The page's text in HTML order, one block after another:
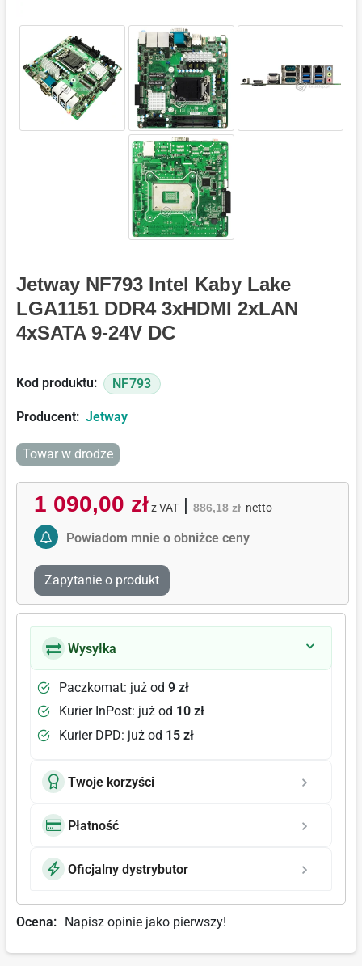
Jetway NF793 Intel Kaby Lake
LGA1151 DDR4 3xHDMI 2xLAN
4xSATA 9-24V DC
Kod produktu: NF793
Producent: Jetway
Towar w drodze
1 090,00 zł z VAT| 886,18 zł netto
Activate Price Alert
Powiadom mnie o obniżce ceny
Zapytanie o produkt
Wysyłka
Paczkomat: już od 9 zł
Kurier InPost: już od 10 zł
Kurier DPD: już od 15 zł
Twoje korzyści
Płatność
Oficjalny dystrybutor
Ocena: Napisz opinie jako pierwszy!